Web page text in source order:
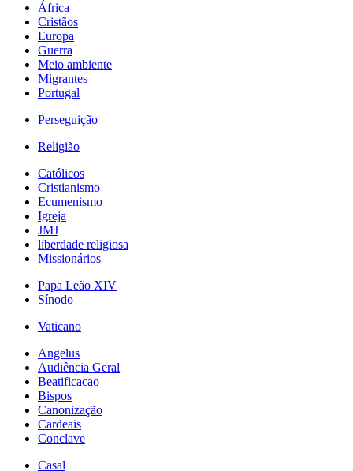
África
Cristãos
Europa
Guerra
Meio ambiente
Migrantes
Portugal
Perseguição
Religião
Católicos
Cristianismo
Ecumenismo
Igreja
JMJ
liberdade religiosa
Missionários
Papa Leão XIV
Sínodo
Vaticano
Angelus
Audiência Geral
Beatificacao
Bispos
Canonização
Cardeais
Conclave
Casal